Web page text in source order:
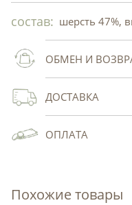
состав: шерсть 47%,
ОБМЕН И
ДОСТАВКА
ОПЛАТА
Похожие товары